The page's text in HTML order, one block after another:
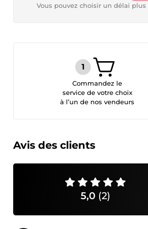
Vous pouvez choisir un délai
Commandez le
service de votre choix
à l’un de nos vendeurs
Avis des clients
5,0 (2)